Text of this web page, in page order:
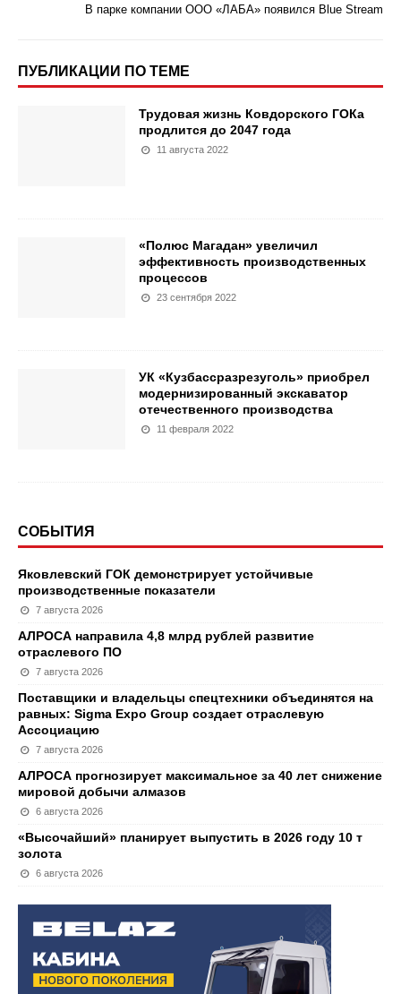
В парке компании ООО «ЛАБА» появился Blue Stream
ПУБЛИКАЦИИ ПО ТЕМЕ
Трудовая жизнь Ковдорского ГОКа
продлится до 2047 года
11 августа 2022
«Полюс Магадан» увеличил
эффективность производственных
процессов
23 сентября 2022
УК «Кузбассразрезуголь» приобрел
модернизированный экскаватор
отечественного производства
11 февраля 2022
СОБЫТИЯ
Яковлевский ГОК демонстрирует устойчивые
производственные показатели
7 августа 2026
АЛРОСА направила 4,8 млрд рублей развитие
отраслевого ПО
7 августа 2026
Поставщики и владельцы спецтехники объединятся на
равных: Sigma Expo Group создает отраслевую
Ассоциацию
7 августа 2026
АЛРОСА прогнозирует максимальное за 40 лет снижение
мировой добычи алмазов
6 августа 2026
«Высочайший» планирует выпустить в 2026 году 10 т
золота
6 августа 2026